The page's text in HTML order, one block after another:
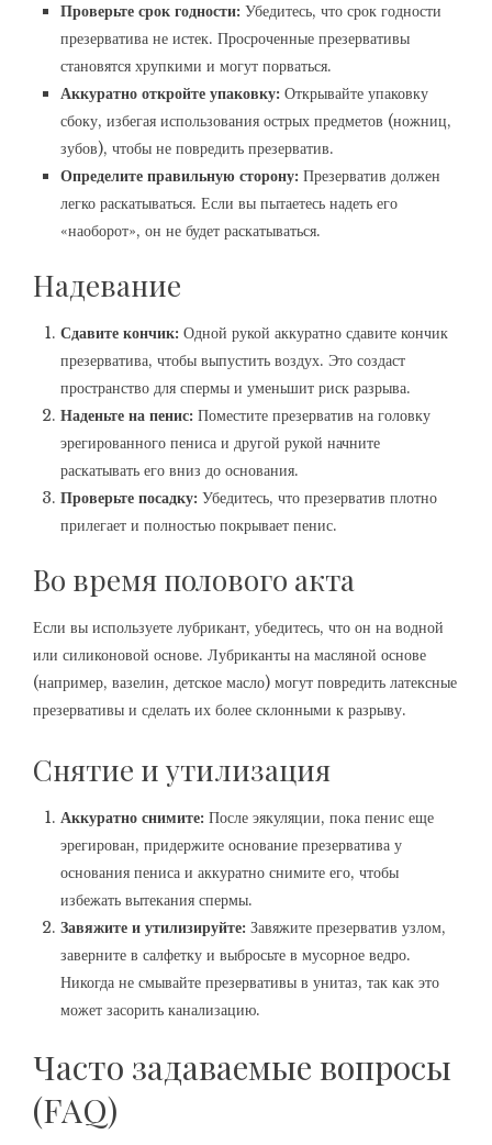
Проверьте срок годности: Убедитесь, что срок годности
презерватива не истек. Просроченные презервативы
становятся хрупкими и могут порваться.
Аккуратно откройте упаковку: Открывайте упаковку
сбоку, избегая использования острых предметов (ножниц,
зубов), чтобы не повредить презерватив.
Определите правильную сторону: Презерватив должен
легко раскатываться. Если вы пытаетесь надеть его
«наоборот», он не будет раскатываться.
Надевание
Сдавите кончик: Одной рукой аккуратно сдавите кончик
презерватива, чтобы выпустить воздух. Это создаст
пространство для спермы и уменьшит риск разрыва.
Наденьте на пенис: Поместите презерватив на головку
эрегированного пениса и другой рукой начните
раскатывать его вниз до основания.
Проверьте посадку: Убедитесь, что презерватив плотно
прилегает и полностью покрывает пенис.
Во время полового акта
Если вы используете лубрикант, убедитесь, что он на водной
или силиконовой основе. Лубриканты на масляной основе
(например, вазелин, детское масло) могут повредить латексные
презервативы и сделать их более склонными к разрыву.
Снятие и утилизация
Аккуратно снимите: После эякуляции, пока пенис еще
эрегирован, придержите основание презерватива у
основания пениса и аккуратно снимите его, чтобы
избежать вытекания спермы.
Завяжите и утилизируйте: Завяжите презерватив узлом,
заверните в салфетку и выбросьте в мусорное ведро.
Никогда не смывайте презервативы в унитаз, так как это
может засорить канализацию.
Часто задаваемые вопросы
(FAQ)